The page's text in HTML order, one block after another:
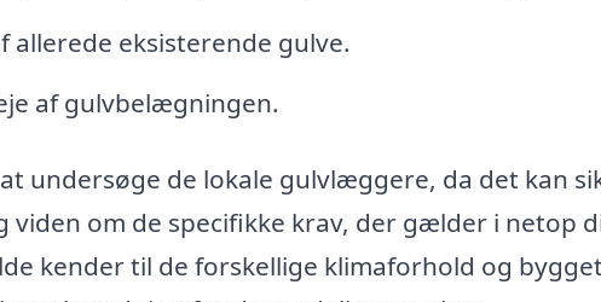
allerede eksisterende gulve.
af gulvbelægningen.
undersøge de lokale gulvlæggere, da det kan
om de specifikke krav, der gælder i netop
kender til de forskellige klimaforhold og